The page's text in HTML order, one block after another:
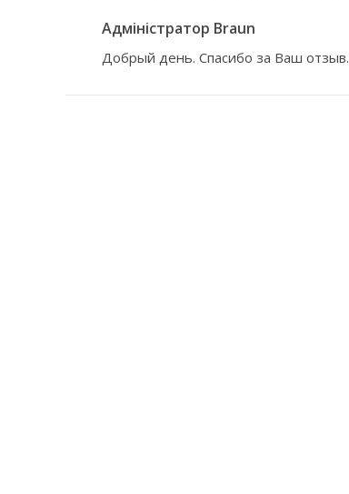
Адміністратор Braun
Добрый день. Спасибо за Ваш отзыв.